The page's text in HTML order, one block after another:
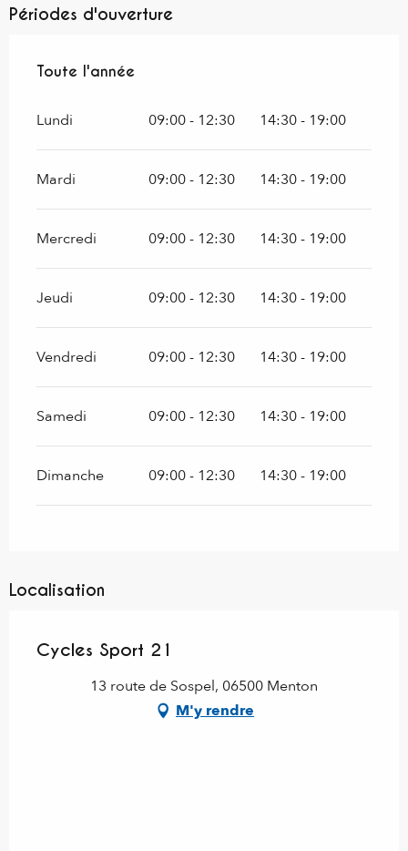
Périodes d'ouverture
Toute l'année
Toute l'année
Lundi 09:00 - 12:30 14:30 - 19:00
Mardi 09:00 - 12:30 14:30 - 19:00
Mercredi 09:00 - 12:30 14:30 - 19:00
Jeudi 09:00 - 12:30 14:30 - 19:00
Vendredi 09:00 - 12:30 14:30 - 19:00
Samedi 09:00 - 12:30 14:30 - 19:00
Dimanche 09:00 - 12:30 14:30 - 19:00
Localisation
Cycles Sport 21
13 route de Sospel, 06500 Menton
M'y rendre